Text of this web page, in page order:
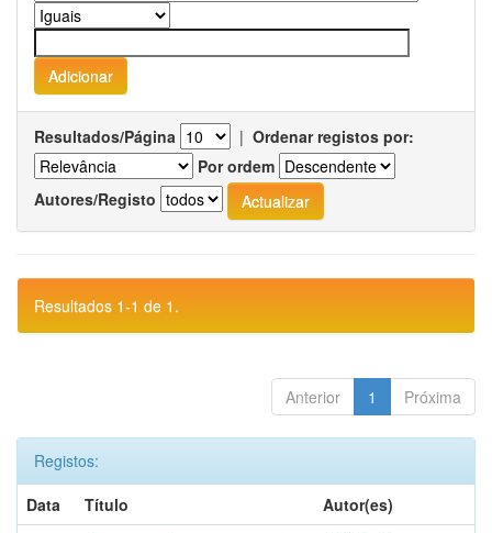
Resultados/Página | Ordenar registos por:
Por ordem
Autores/Registo
Resultados 1-1 de 1.
Anterior 1 Próxima
Registos:
Data
Título
Autor(es)